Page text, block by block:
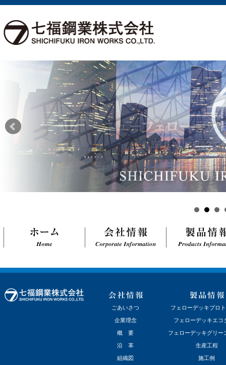
ごあいさつ フェローデッキプロ
企業理念 フェローデッキエコ
概 要 フェローデッキグリー
沿 革 生産工程
組織図 施工例